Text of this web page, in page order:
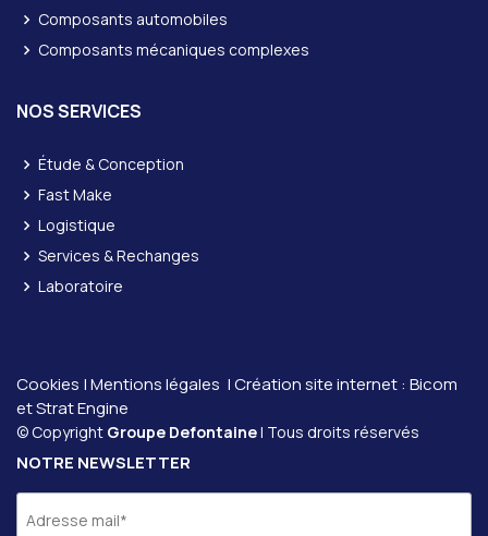
Composants automobiles
Composants mécaniques complexes
NOS SERVICES
Étude & Conception
Fast Make
Logistique
Services & Rechanges
Laboratoire
Cookies |Mentions légales | Création site internet : Bicom
etStrat Engine
© Copyright Groupe Defontaine| Tous droits réservés
NOTRE NEWSLETTER